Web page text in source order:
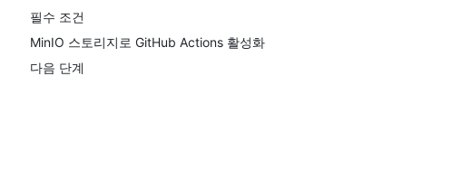
필수 조건
MinIO 스토리지로 GitHub Actions 활성화
다음 단계